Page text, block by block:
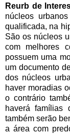
Reurb de
núcleos
qualificada, na
São os núcleos
com melhores
possuem uma
um documento
dos núcleos
haver moradias
o contrário
haverá
também serão
a área com